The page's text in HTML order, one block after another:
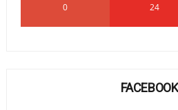
0 24
FACEBOOK